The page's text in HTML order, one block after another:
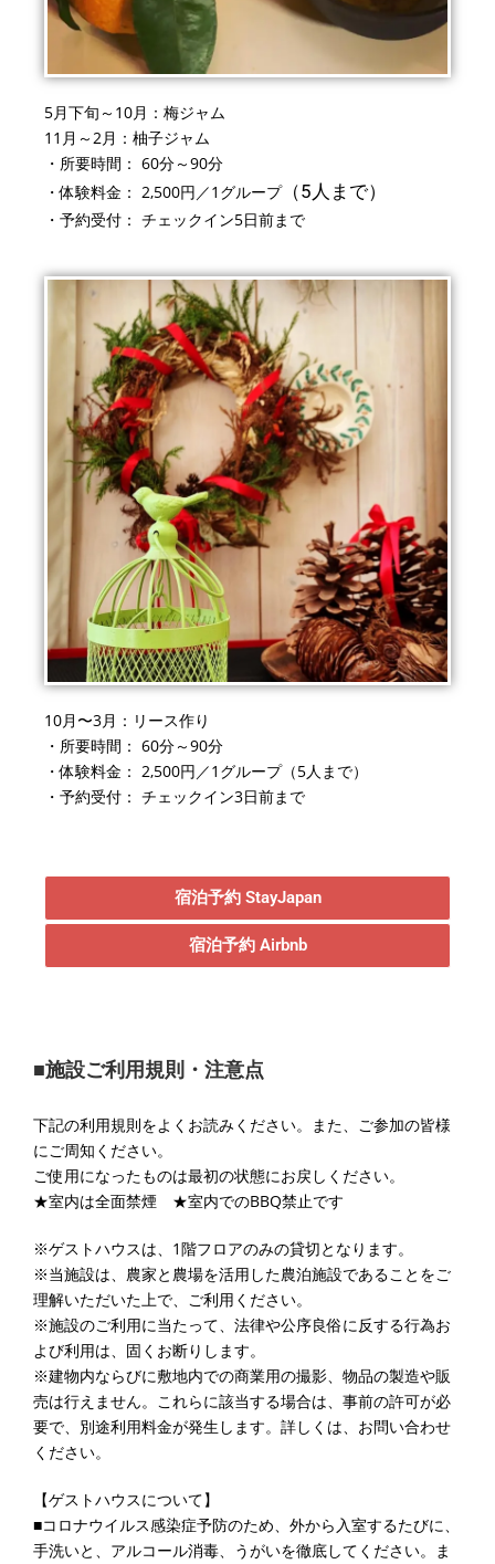
5月下旬～10月：梅ジャム
11 月～2月：柚子ジャム
・所要時間： 60分～90分
・体験料金： 2,500円／1 グループ（5人まで）
・予約受付： チェックイン5日前まで
10月〜3月：リース作り
・所要時間： 60分～90分
・体験料金： 2,500円 ／1 グループ（5人まで）
・予約受付： チェックイン3日前まで
宿泊予約 StayJapan
宿泊予約 Airbnb
■施設ご利用規則・注意点
下記の利用規則をよくお読みください。また、ご参加の皆様
にご周知ください。
ご使用になったものは最初の状態にお戻しください。
★室内は全面禁煙 ★室内でのBBQ禁止です
※ゲストハウスは、1階フロアのみの貸切となります。
※当施設は、農家と農場を活用した農泊施設であることをご
理解いただいた上で、ご利用ください。
※施設のご利用に当たって、法律や公序良俗に反する行為お
よび利用は、固くお断りします。
※建物内ならびに敷地内での商業用の撮影、物品の製造や販
売は行えません。これらに該当する場合は、事前の許可が必
要で、別途利用料金が発生します。詳しくは、お問い合わせ
ください。
【ゲストハウスについて】
■コロナウイルス感染症予防のため、外から入室するたびに、
手洗いと、アルコール消毒、うがいを徹底してください。ま